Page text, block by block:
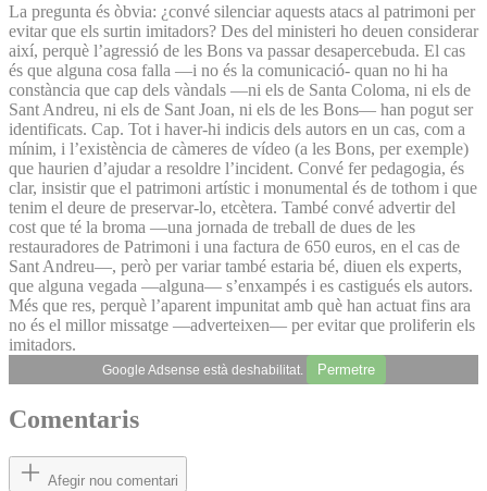
La pregunta és òbvia: ¿convé silenciar aquests atacs al patrimoni per
evitar que els surtin imitadors? Des del ministeri ho deuen considerar
així, perquè l’agressió de les Bons va passar desapercebuda. El cas
és que alguna cosa falla —i no és la comunicació- quan no hi ha
constància que cap dels vàndals —ni els de Santa Coloma, ni els de
Sant Andreu, ni els de Sant Joan, ni els de les Bons— han pogut ser
identificats. Cap. Tot i haver-hi indicis dels autors en un cas, com a
mínim, i l’existència de càmeres de vídeo (a les Bons, per exemple)
que haurien d’ajudar a resoldre l’incident. Convé fer pedagogia, és
clar, insistir que el patrimoni artístic i monumental és de tothom i que
tenim el deure de preservar-lo, etcètera. També convé advertir del
cost que té la broma —una jornada de treball de dues de les
restauradores de Patrimoni i una factura de 650 euros, en el cas de
Sant Andreu—, però per variar també estaria bé, diuen els experts,
que alguna vegada —alguna— s’enxampés i es castigués els autors.
Més que res, perquè l’aparent impunitat amb què han actuat fins ara
no és el millor missatge —adverteixen— per evitar que proliferin els
imitadors.
Google Adsense està deshabilitat. Permetre
Comentaris
Afegir nou comentari